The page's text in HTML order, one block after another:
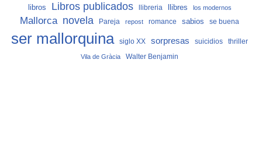
libros
Libros publicados llibreria llibres los modernos
Mallorca novela Pareja repost romance sabios se buena
ser mallorquina siglo XX sorpresas suicidios thriller
Vila de Gràcia Walter Benjamin